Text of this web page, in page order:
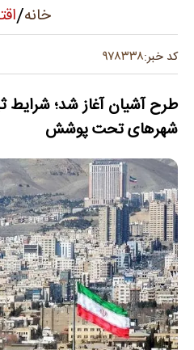
خانه/
کد خبر:۹۷۸۳۳۸
طرح آشیان آغاز شد؛ شرایط
شهرهای تحت پوشش